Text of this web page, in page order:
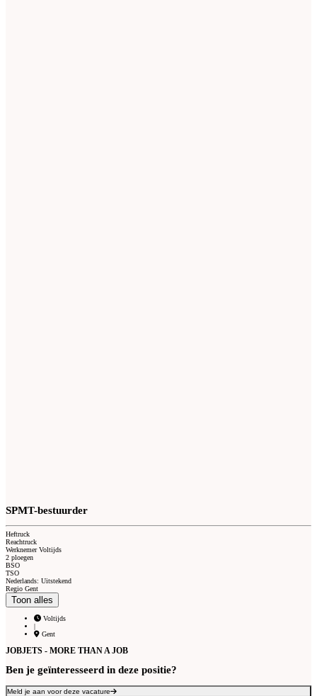
SPMT-bestuurder
Heftruck
Reachtruck
Werknemer Voltijds
2 ploegen
BSO
TSO
Nederlands: Uitstekend
Regio Gent
Toon alles
Voltijds
|
Gent
JOBJETS - MORE THAN A JOB
Ben je geïnteresseerd in deze positie?
Meld je aan voor deze vacature